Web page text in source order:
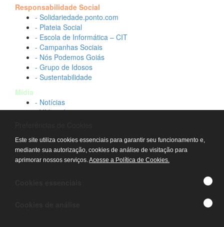
Responsabilidade Social
- Solidariedade.ponto.com
- Plateia Social
- Escola de Informática – CIT
- Campanhas Sociais
- Nós Podemos Goiás
- Grupo de Idosos
- Sustentabilidade
Mídia
- Notícias
- Vídeos Institucionais
Contato
- Fale conosco
- Trabalhe conosco
Este site utiliza cookies essenciais para garantir seu funcionamento e,
mediante sua autorização, cookies de análise de visitação para
aprimorar nossos serviços.Acesse a Política de Cookies.